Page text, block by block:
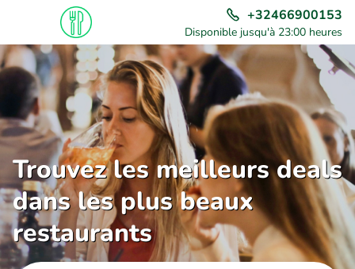
+32466900153
Disponible jusqu'à 23:00 heures
Trouvez les meilleurs deals
dans les plus beaux
restaurants